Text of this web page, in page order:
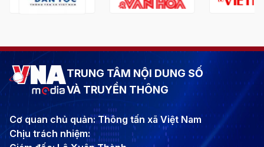
TRUNG TÂM NỘI DUNG SỐ
VÀ TRUYỀN THÔNG
Cơ quan chủ quản: Thông tấn xã Việt Nam
Chịu trách nhiệm: